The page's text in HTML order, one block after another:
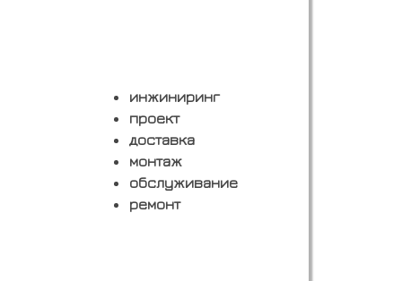
инжиниринг
проект
доставка
монтаж
обслуживание
ремонт